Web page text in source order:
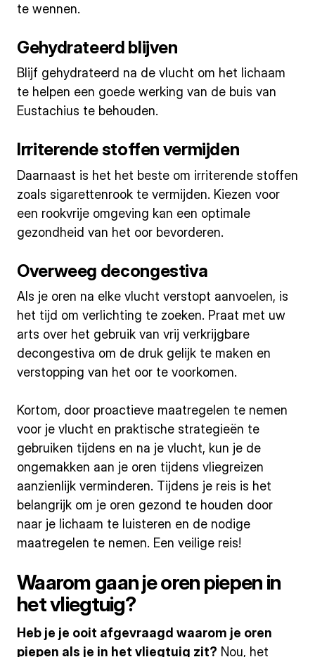
te wennen.
Gehydrateerd blijven
Blijf gehydrateerd na de vlucht om het lichaam
te helpen een goede werking van de buis van
Eustachius te behouden.
Irriterende stoffen vermijden
Daarnaast is het het beste om irriterende stoffen
zoals sigarettenrook te vermijden. Kiezen voor
een rookvrije omgeving kan een optimale
gezondheid van het oor bevorderen.
Overweeg decongestiva
Als je oren na elke vlucht verstopt aanvoelen, is
het tijd om verlichting te zoeken. Praat met uw
arts over het gebruik van vrij verkrijgbare
decongestiva om de druk gelijk te maken en
verstopping van het oor te voorkomen.
Kortom, door proactieve maatregelen te nemen
voor je vlucht en praktische strategieën te
gebruiken tijdens en na je vlucht, kun je de
ongemakken aan je oren tijdens vliegreizen
aanzienlijk verminderen. Tijdens je reis is het
belangrijk om je oren gezond te houden door
naar je lichaam te luisteren en de nodige
maatregelen te nemen. Een veilige reis!
Waarom gaan je oren piepen in
het vliegtuig?
Heb je je ooit afgevraagd waarom je oren
piepen als je in het vliegtuig zit? Nou, het